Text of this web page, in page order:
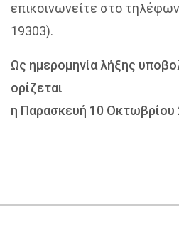
επικοινωνείτε στο
19303).
Ως ημερομηνία λήξης
ορίζεται
η Παρασκευή 10 Οκτωβρίου